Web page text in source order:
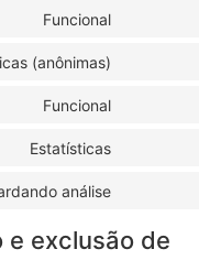
Funcional
(anônimas)
Funcional
Estatísticas
análise
e exclusão de